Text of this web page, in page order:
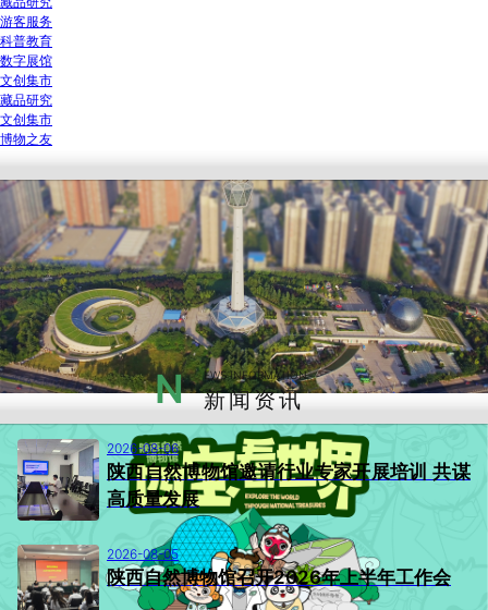
游客服务
科普教育
数字展馆
文创集市
藏品研究
文创集市
博物之友
N EWS INFORMATION
新闻资讯
2026-08-06
陕西自然博物馆邀请行业专家开展培训 共谋
高质量发展
2026-08-05
陕西自然博物馆召开2026年上半年工作会